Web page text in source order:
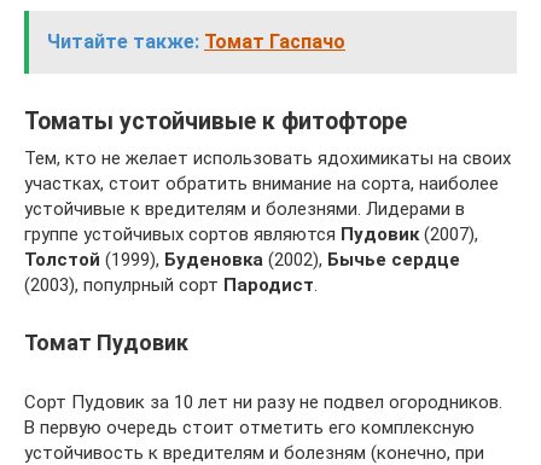
Читайте также: Томат Гаспачо
Томаты устойчивые к фитофторе
Тем, кто не желает использовать ядохимикаты на своих
участках, стоит обратить внимание на сорта, наиболее
устойчивые к вредителям и болезнями. Лидерами в
группе устойчивых сортов являются Пудовик(2007),
Толстой (1999), Буденовка (2002), Бычье сердце
(2003), популрный сорт Пародист.
Томат Пудовик
Сорт Пудовик за 10 лет ни разу не подвел огородников.
В первую очередь стоит отметить его комплексную
устойчивость к вредителям и болезням (конечно, при